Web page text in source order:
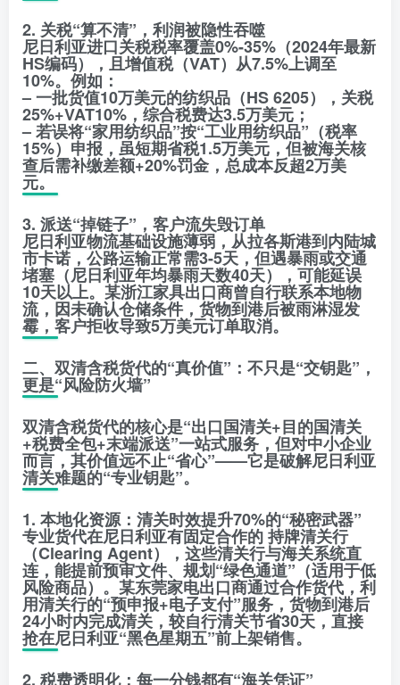
2. 关税“算不清”，利润被隐性吞噬
尼日利亚进口关税税率覆盖0%-35%（2024年最新
HS编码），且增值税（VAT）从7.5%上调至
10%。例如：
– 一批货值10万美元的纺织品（HS 6205），关税
25%+VAT10%，综合税费达3.5万美元；
– 若误将“家用纺织品”按“工业用纺织品”（税率
15%）申报，虽短期省税1.5万美元，但被海关核
查后需补缴差额+20%罚金，总成本反超2万美
元。
3. 派送“掉链子”，客户流失毁订单
尼日利亚物流基础设施薄弱，从拉各斯港到内陆城
市卡诺，公路运输正常需3-5天，但遇暴雨或交通
堵塞（尼日利亚年均暴雨天数40天），可能延误
10天以上。某浙江家具出口商曾自行联系本地物
流，因未确认仓储条件，货物到港后被雨淋湿发
霉，客户拒收导致5万美元订单取消。
二、双清含税货代的“真价值”：不只是“交钥匙”，
更是“风险防火墙”
双清含税货代的核心是“出口国清关+目的国清关
+税费全包+末端派送”一站式服务，但对中小企业
而言，其价值远不止“省心”——它是破解尼日利亚
清关难题的“专业钥匙”。
1. 本地化资源：清关时效提升70%的“秘密武器”
专业货代在尼日利亚有固定合作的 持牌清关行
（Clearing Agent），这些清关行与海关系统直
连，能提前预审文件、规划“绿色通道”（适用于低
风险商品）。某东莞家电出口商通过合作货代，利
用清关行的“预申报+电子支付”服务，货物到港后
24小时内完成清关，较自行清关节省30天，直接
抢在尼日利亚“黑色星期五”前上架销售。
2. 税费透明化：每一分钱都有“海关凭证”